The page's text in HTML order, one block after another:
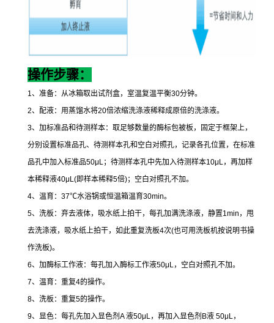
操作步骤：
1、准备：从冰箱取出试剂盒，室温复温平衡30分钟。
2、配液：用蒸馏水将20倍浓缩洗涤液稀释成原倍的洗涤液。
3、加标准品和待测样本：取足够数量的酶标包被板，固定于框架上，
分别设置标准品孔、待测样本孔和空白对照孔，记录各孔位置，在标准
品孔中加入标准品50μL；待测样本孔中先加入待测样本10μL，再加样
本稀释液40μL(即样本稀释5倍)；空白对照孔不加。
4、温育： 37℃水浴锅或恒温箱温育30min。
5、洗板：弃去液体，吸水纸上拍干，每孔加满洗涤液，静置1min ，甩
去洗涤液，吸水纸上拍干，如此重复洗板4次(也可用洗板机按说明书操
作洗板)。
6、加酶标工作液：每孔加入酶标工作液50μL，空白对照孔不加。
7、温育：重复4的操作。
8、洗板：重复5的操作。
9、显色：每孔先加入显色剂 A液50μL，再加入显色剂 B液 50μL，